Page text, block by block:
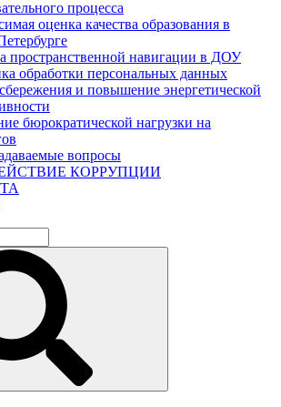
процесса
оценка качества образования в
пространственной навигации в ДОУ
обработки персональных данных
и повышение энергетической
бюрократической нагрузки на
вопросы
КОРРУПЦИИ